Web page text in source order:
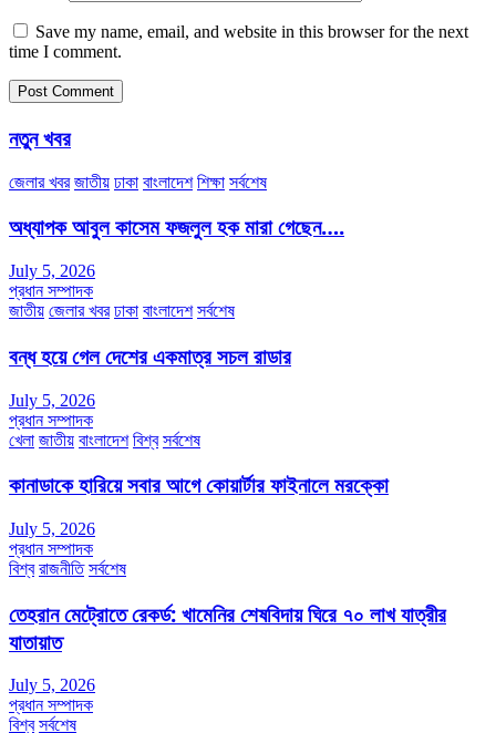
Save my name, email, and website in this browser for the next
time I comment.
নতুন খবর
জেলার খবর জাতীয় ঢাকা বাংলাদেশ শিক্ষা সর্বশেষ
অধ্যাপক আবুল কাসেম ফজলুল হক মারা গেছেন….
July 5, 2026
প্রধান সম্পাদক
জাতীয় জেলার খবর ঢাকা বাংলাদেশ সর্বশেষ
বন্ধ হয়ে গেল দেশের একমাত্র সচল রাডার
July 5, 2026
প্রধান সম্পাদক
খেলা জাতীয় বাংলাদেশ বিশ্ব সর্বশেষ
কানাডাকে হারিয়ে সবার আগে কোয়ার্টার ফাইনালে মরক্কো
July 5, 2026
প্রধান সম্পাদক
বিশ্ব রাজনীতি সর্বশেষ
তেহরান মেট্রোতে রেকর্ড: খামেনির শেষবিদায় ঘিরে ৭০ লাখ যাত্রীর
যাতায়াত
July 5, 2026
প্রধান সম্পাদক
বিশ্ব সর্বশেষ